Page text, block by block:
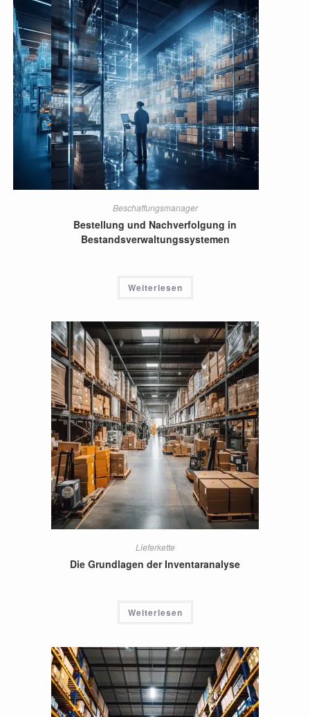
Beschaffungsmanager
Bestellung und Nachverfolgung in
Bestandsverwaltungssystemen
Weiterlesen
Lieferkette
Die Grundlagen der Inventaranalyse
Weiterlesen